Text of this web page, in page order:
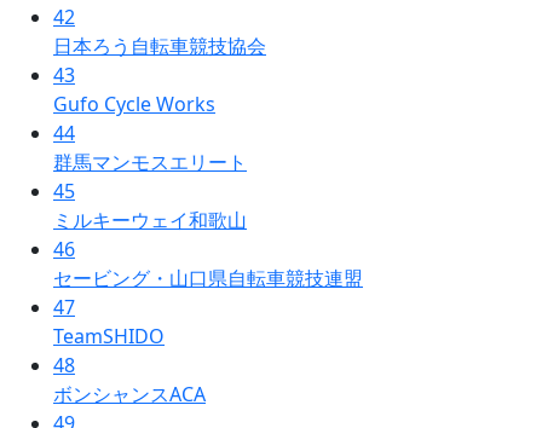
42
日本ろう自転車競技協会
43
Gufo Cycle Works
44
群馬マンモスエリート
45
ミルキーウェイ和歌山
46
セービング・山口県自転車競技連盟
47
TeamSHIDO
48
ボンシャンスACA